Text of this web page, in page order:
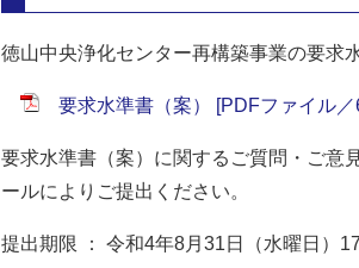
徳山中央浄化センター再構築事業の要求
要求水準書（案） [PDFファイル／
要求水準書（案）に関するご質問・ご意
ールによりご提出ください。
提出期限 ： 令和4年8月31日（水曜日）